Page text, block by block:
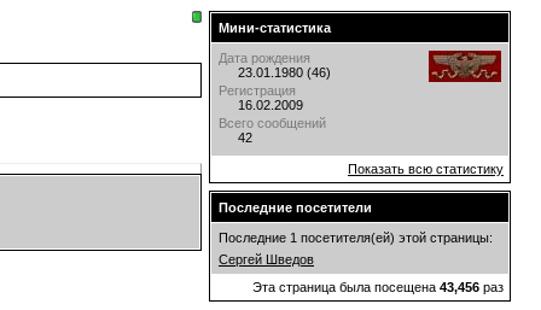
Мини-статистика
Дата рождения
23.01.1980 (46)
Регистрация
16.02.2009
Всего сообщений
42
Показать всю статистику
Последние посетители
Последние 1 посетителя(ей) этой страницы:
Сергей Шведов
Эта страница была посещена 43,456 раз